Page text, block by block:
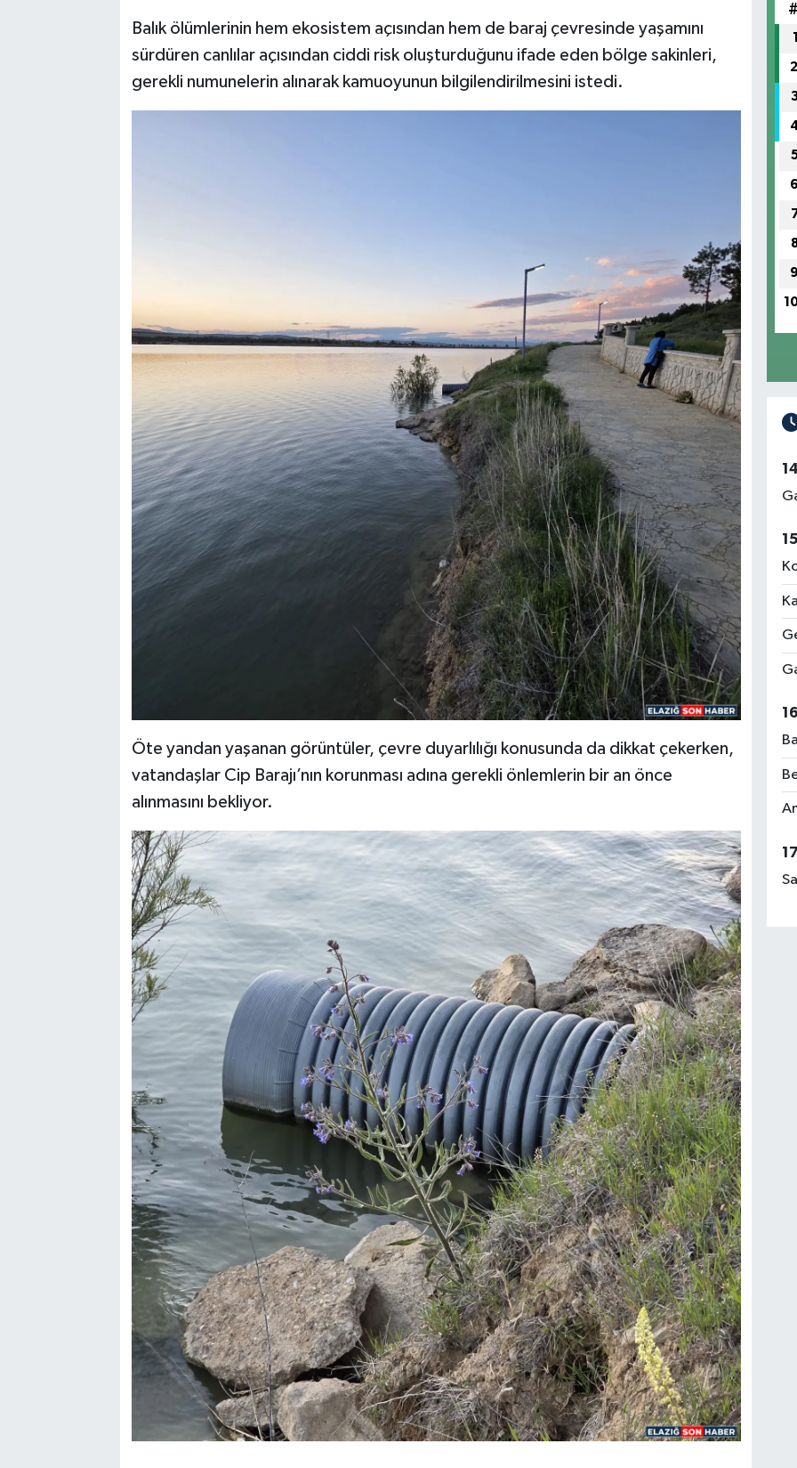
Balık ölümlerinin hem ekosistem açısından hem de baraj çevresinde yaşamını
sürdüren canlılar açısından ciddi risk oluşturduğunu ifade eden bölge sakinleri,
gerekli numunelerin alınarak kamuoyunun bilgilendirilmesini istedi.
Öte yandan yaşanan görüntüler, çevre duyarlılığı konusunda da dikkat çekerken,
vatandaşlar Cip Barajı’nın korunması adına gerekli önlemlerin bir an önce
alınmasını bekliyor.
#
1
2
6
9